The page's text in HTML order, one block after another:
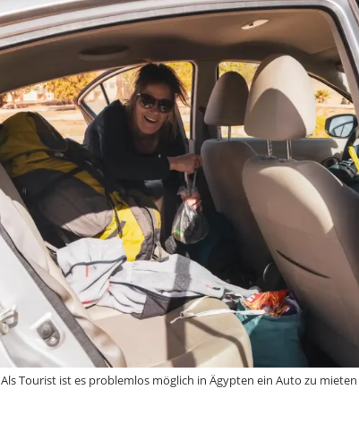
Als Tourist ist es problemlos möglich in Ägypten ein Auto zu mieten